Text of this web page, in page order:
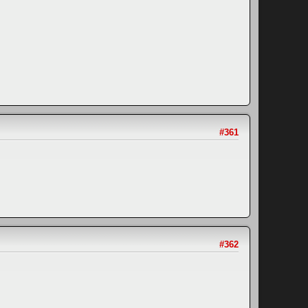
#361
#362